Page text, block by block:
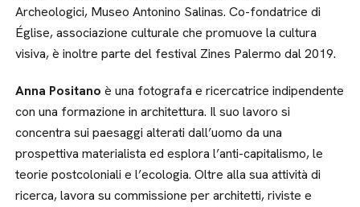
Archeologici, Museo Antonino Salinas. Co-fondatrice di
Église, associazione culturale che promuove la cultura
visiva, è inoltre parte del festival Zines Palermo dal 2019.
Anna Positano è una fotografa e ricercatrice indipendente
con una formazione in architettura. Il suo lavoro si
concentra sui paesaggi alterati dall’uomo da una
prospettiva materialista ed esplora l’anti-capitalismo, le
teorie postcoloniali e l’ecologia. Oltre alla sua attività di
ricerca, lavora su commissione per architetti, riviste e